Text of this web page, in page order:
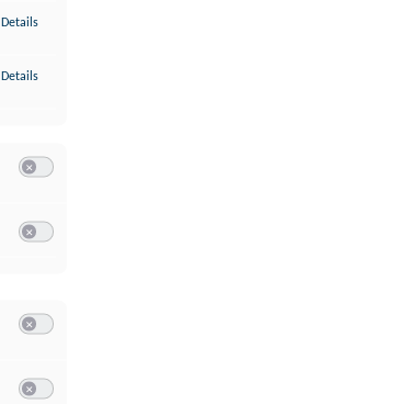
Details
Details
zu Google Analytics
zu YouTube